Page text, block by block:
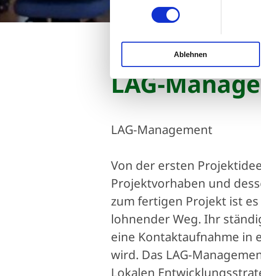
Ablehnen
Service & Infos
LAG-
LAG-Management
Von der ersten
Projektvorhaben und
zum fertigen Projekt ist
lohnender Weg. Ihr
eine Kontaktaufnahme in
wird. Das LAG-
Lokalen